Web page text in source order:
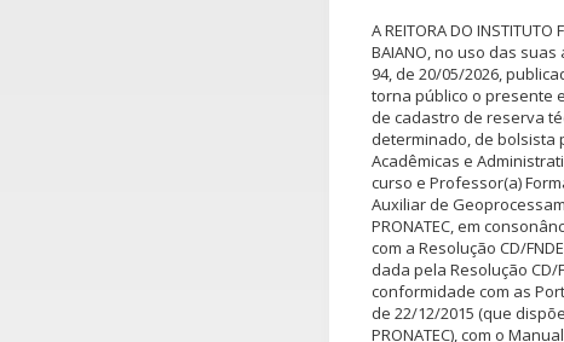
A REITORA DO INSTITUTO
BAIANO, no uso das
94, de 20/05/2026,
torna público o presente
de cadastro de reserva
determinado, de bolsista
Acadêmicas e
curso e Professor(a)
Auxiliar de
PRONATEC, em
com a Resolução CD/
dada pela Resolução CD/
conformidade com as
de 22/12/2015 (que
PRONATEC), com o